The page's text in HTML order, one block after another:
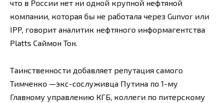
что в России нет ни одной крупной нефтяной
компании, которая бы не работала через Gunvor или
IPP, говорит аналитик нефтяного информагентства
Platts Саймон Тон.
Таинственности добавляет репутация самого
Тимченко —экс-сослуживца Путина по 1-му
Главному управлению КГБ, коллеги по питерскому